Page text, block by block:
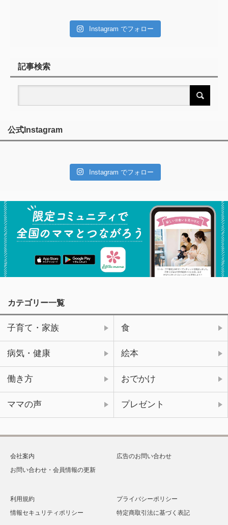
Instagram でフォロー
記事検索
公式Instagram
Instagram でフォロー
カテゴリー一覧
子育て・家族 食
病気・健康 絵本
働き方 おでかけ
ママの声 プレゼント
会社案内
広告のお問い合わせ
お問い合わせ・会員情報の更新
利用規約
プライバシーポリシー
情報セキュリティポリシー
特定商取引法に基づく表記